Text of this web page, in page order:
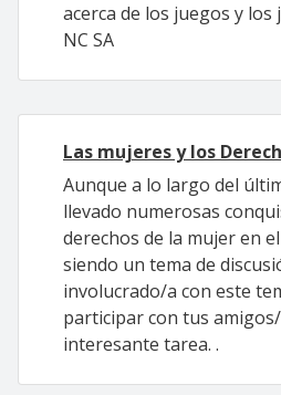
acerca de los juegos y los
NC SA
Las mujeres y los
Aunque a lo largo del
llevado numerosas
derechos de la mujer en
siendo un tema de
involucrado/a con este
participar con tus
interesante tarea. .